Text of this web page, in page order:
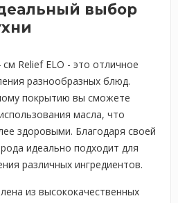
выбор
Relief ELO - это отличное
разнообразных блюд.
покрытию вы сможете
масла, что
здоровыми. Благодаря своей
идеально подходит для
различных ингредиентов.
из высококачественных